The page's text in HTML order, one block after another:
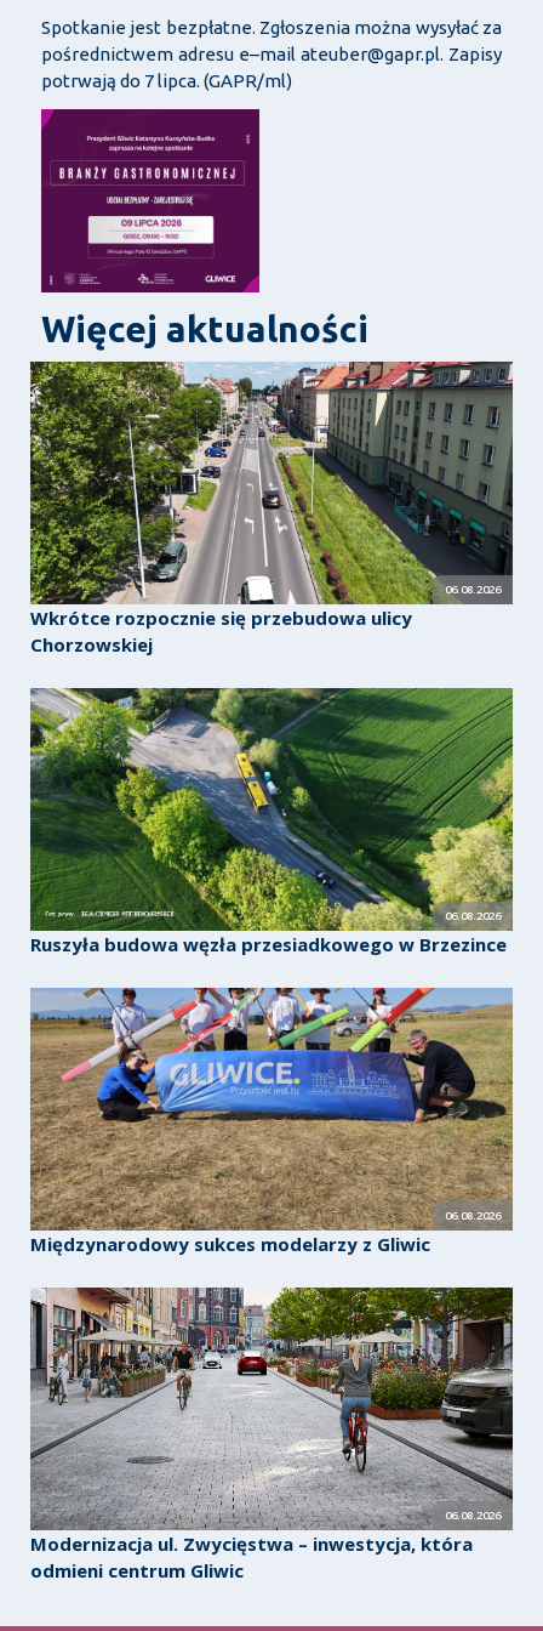
Spotkanie jest bezpłatne. Zgłoszenia można wysyłać za
pośrednictwem adresu e–mail ateuber@gapr.pl. Zapisy
potrwają do 7 lipca. (GAPR/ml)
Więcej aktualności
06.08.2026
Wkrótce rozpocznie się przebudowa ulicy
Chorzowskiej
06.08.2026
Ruszyła budowa węzła przesiadkowego w Brzezince
06.08.2026
Międzynarodowy sukces modelarzy z Gliwic
06.08.2026
Modernizacja ul. Zwycięstwa – inwestycja, która
odmieni centrum Gliwic